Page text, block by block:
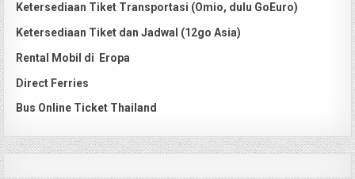
Ketersediaan Tiket Transportasi (Omio, dulu GoEuro)
Ketersediaan Tiket dan Jadwal (12go Asia)
Rental Mobil di Eropa
Direct Ferries
Bus Online Ticket Thailand